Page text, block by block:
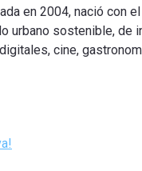
en 2004, nació con
urbano sostenible,
cine,